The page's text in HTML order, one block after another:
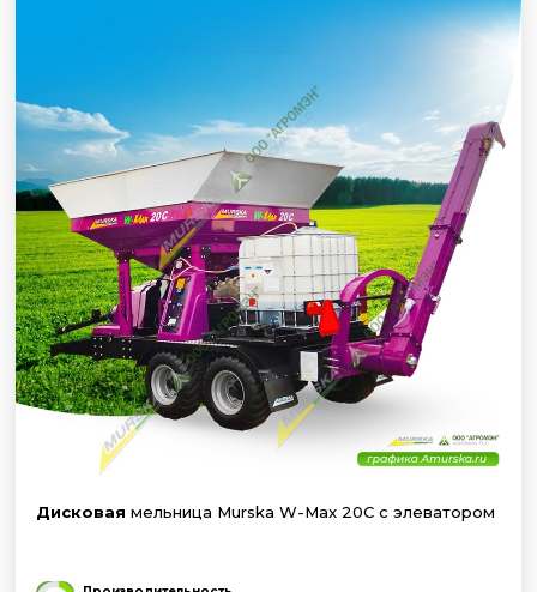
Дисковая мельница Murska W-Max 20C с элеватором